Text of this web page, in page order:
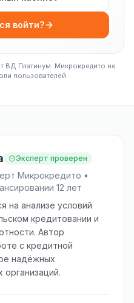
войти?
ВД Платинум. Микрокредито не
пользователей.
Эксперт проверен
Микрокредито •
12 лет
на анализе условий
кредитовании и
Автор
с кредитной
надёжных
организаций.